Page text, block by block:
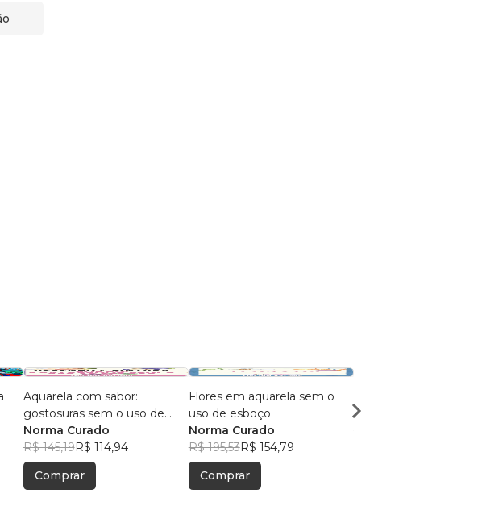
Aquarela com sabor:
gostosuras sem o uso de
esboço
Norma Curado
R$ 145,19R$ 114,94
Comprar
Flores em aquarela sem o
uso de esboço
Norma Curado
R$ 195,53R$ 154,79
Comprar
Evelyn da Silva